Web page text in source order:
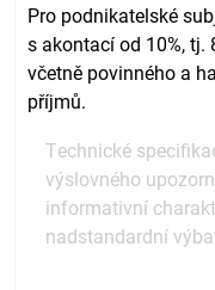
Pro podnikatelské
s akontací od 10%, tj.
včetně povinného a
příjmů.
Technické
výslovného
informativní
nadstandardní